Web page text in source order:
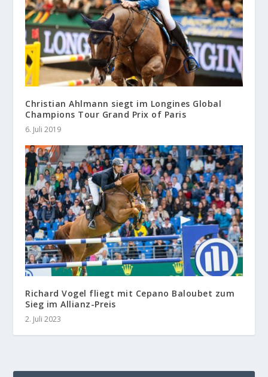
Christian Ahlmann siegt im Longines Global
Champions Tour Grand Prix of Paris
6. Juli 2019
Richard Vogel fliegt mit Cepano Baloubet zum
Sieg im Allianz-Preis
2. Juli 2023